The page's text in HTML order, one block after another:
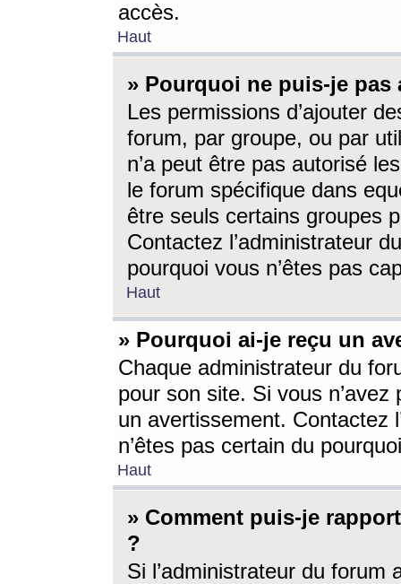
accès.
Haut
» Pourquoi ne puis-je
Les permissions d’ajouter
forum, par groupe, ou par
n’a peut être pas autorisé
le forum spécifique dans
être seuls certains groupes
Contactez l’administrateur
pourquoi vous n’êtes pas
Haut
» Pourquoi ai-je reçu un
Chaque administrateur du
pour son site. Si vous
un avertissement. Contactez
n’êtes pas certain du
Haut
» Comment puis-je
?
Si l’administrateur du forum